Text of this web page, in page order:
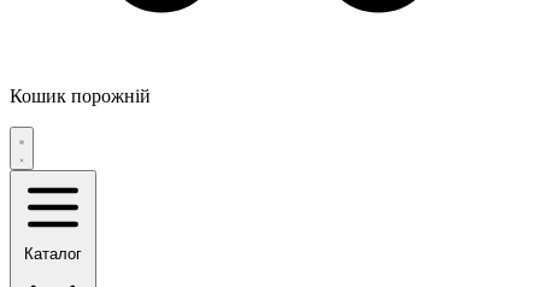
Кошик порожній
Каталог